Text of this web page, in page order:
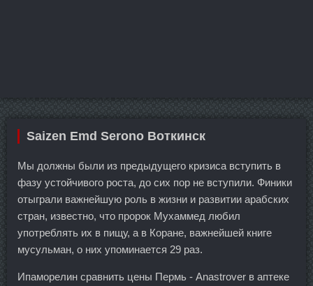
Saizen Emd Serono Воткинск
Мы должны были из предыдущего кризиса вступить в
фазу устойчивого роста, до сих пор не вступили. Финики
отыграли важнейшую роль в жизни и развитии арабских
стран, известно, что пророк Мухаммед любил
употреблять их в пищу, а в Коране, важнейшей книге
мусульман, о них упоминается 29 раз.
Ипаморелин сравнить цены Пермь - Anastrover в аптеке